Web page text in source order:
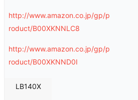
http://www.amazon.co.jp/gp/p
roduct/B00XKNNLC8
http://www.amazon.co.jp/gp/p
roduct/B00XKNND0I
LB140X